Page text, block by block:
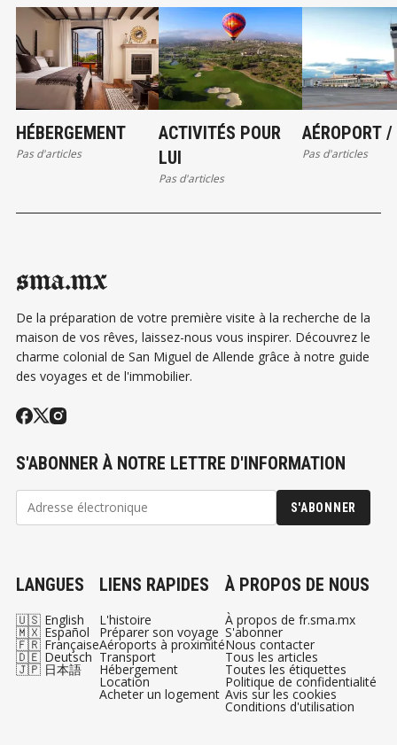
HÉBERGEMENT
Pas d'articles
ACTIVITÉS POUR
LUI
Pas d'articles
AÉROPORT
Pas d'articles
sma.mx
De la préparation de votre première visite à la recherche de la
maison de vos rêves, laissez-nous vous inspirer. Découvrez le
charme colonial de San Miguel de Allende grâce à notre guide
des voyages et de l'immobilier.
S'ABONNER À NOTRE LETTRE D'INFORMATION
S'ABONNER
LANGUES
🇺🇸 English
🇲🇽 Español
🇫🇷 Française
🇩🇪 Deutsch
🇯🇵 日本語
LIENS RAPIDES
L'histoire
Préparer son voyage
Aéroports à proximité
Transport
Hébergement
Location
Acheter un logement
À PROPOS DE NOUS
À propos de fr.sma.mx
S'abonner
Nous contacter
Tous les articles
Toutes les étiquettes
Politique de confidentialité
Avis sur les cookies
Conditions d'utilisation